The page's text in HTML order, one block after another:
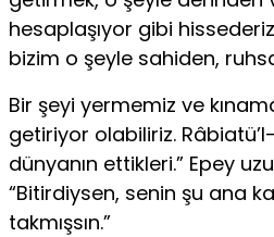
hesaplaşıyor gibi
bizim o şeyle sahiden,
Bir şeyi yermemiz ve
getiriyor olabiliriz.
dünyanın ettikleri.” Epey
“Bitirdiysen, senin şu ana
takmışsın.”